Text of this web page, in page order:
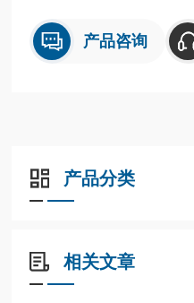
产品咨询
产品分类
相关文章